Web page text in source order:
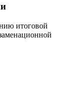
итоговой